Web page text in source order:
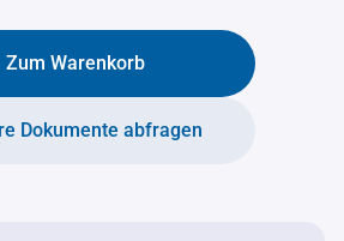
Zum Warenkorb
Dokumente abfragen